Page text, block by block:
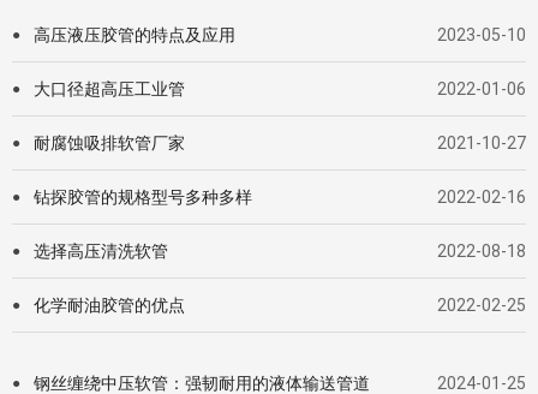
● 高压液压胶管的特点及应用 2023-05-10
● 大口径超高压工业管 2022-01-06
● 耐腐蚀吸排软管厂家 2021-10-27
● 钻探胶管的规格型号多种多样 2022-02-16
● 选择高压清洗软管 2022-08-18
● 化学耐油胶管的优点 2022-02-25
● 钢丝缠绕中压软管：强韧耐用的液体输送管道 2024-01-25